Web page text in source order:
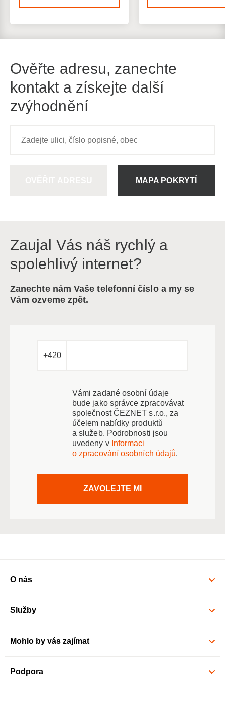
Ověřte adresu, zanechte
kontakt a získejte další
zvýhodnění
MAPA POKRYTÍ
Zaujal Vás náš rychlý a
spolehlivý internet?
Zanechte nám Vaše telefonní číslo a my se
Vám ozveme zpět.
+420
Vámi zadané osobní údaje
bude jako správce zpracovávat
společnost ČEZNET s.r.o., za
účelem nabídky produktů
a služeb. Podrobnosti jsou
uvedeny v Informaci
o zpracování osobních údajů.
ZAVOLEJTE MI
O nás
Služby
Mohlo by vás zajímat
Podpora